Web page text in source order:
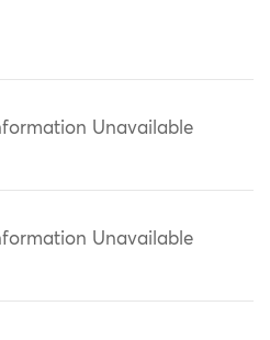
Unavailable
Unavailable